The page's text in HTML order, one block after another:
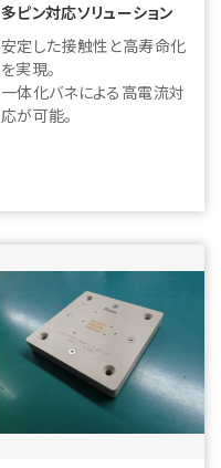
多ピン対応ソリューション
安定した接触性と高寿命化
を実現。
一体化バネによる高電流対
応が可能。